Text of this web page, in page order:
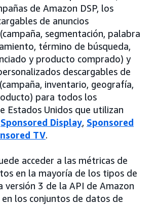
de Amazon DSP, los
de anuncios
segmentación, palabra
término de búsqueda,
y producto comprado) y
descargables de
inventario, geografía,
para todos los
Estados Unidos que utilizan
Sponsored Display, Sponsored
TV.
acceder a las métricas de
en la mayoría de los tipos de
versión 3 de la API de Amazon
en los conjuntos de datos de